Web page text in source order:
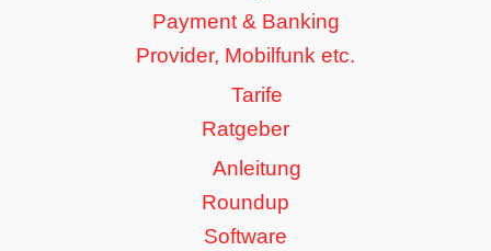
Payment & Banking
Provider, Mobilfunk etc.
Tarife
Ratgeber
Anleitung
Roundup
Software